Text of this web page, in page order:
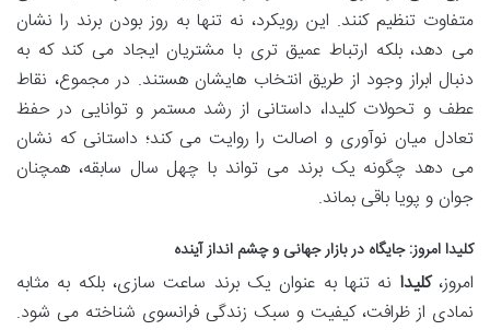
متفاوت تنظیم کنند. این رویکرد، نه تنها به روز بودن برند را نشان
می دهد، بلکه ارتباط عمیق تری با مشتریان ایجاد می کند که به
دنبال ابراز وجود از طریق انتخاب هایشان هستند. در مجموع، نقاط
عطف و تحولات کلیدا، داستانی از رشد مستمر و توانایی در حفظ
تعادل میان نوآوری و اصالت را روایت می کند؛ داستانی که نشان
می دهد چگونه یک برند می تواند با چهل سال سابقه، همچنان
جوان و پویا باقی بماند.
کلیدا امروز: جایگاه در بازار جهانی و چشم انداز آینده
امروز،کلیدا نه تنها به عنوان یک برند ساعت سازی، بلکه به مثابه
نمادی از ظرافت، کیفیت و سبک زندگی فرانسوی شناخته می شود.